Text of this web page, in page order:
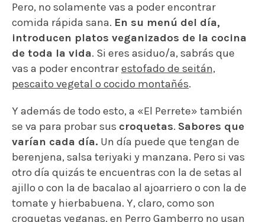
Pero, no solamente vas a poder encontrar
comida rápida sana. En su menú del día,
introducen platos veganizados de la cocina
de toda la vida. Si eres asiduo/a, sabrás que
vas a poder encontrarestofado de seitán,
pescaito vegetal o cocido montañés.
Y además de todo esto, a «El Perrete» también
se va para probar sus croquetas. Sabores que
varían cada día. Un día puede que tengan de
berenjena, salsa teriyaki y manzana. Pero si vas
otro día quizás te encuentras con la de setas al
ajillo o con la de bacalao al ajoarriero o con la de
tomate y hierbabuena. Y, claro, como son
croquetas veganas, en Perro Gamberro no usan